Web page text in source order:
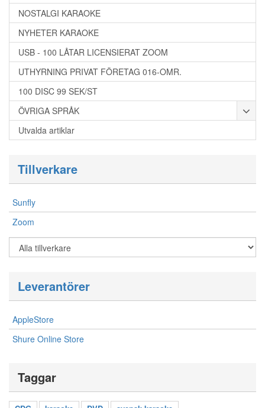
NOSTALGI KARAOKE
NYHETER KARAOKE
USB - 100 LÅTAR LICENSIERAT ZOOM
UTHYRNING PRIVAT FÖRETAG 016-OMR.
100 DISC 99 SEK/ST
ÖVRIGA SPRÅK
Utvalda artiklar
Tillverkare
Sunfly
Zoom
Leverantörer
AppleStore
Shure Online Store
Taggar